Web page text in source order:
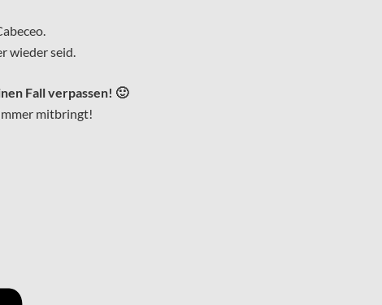
wieder seid.
Fall verpassen! 🙂
mitbringt!